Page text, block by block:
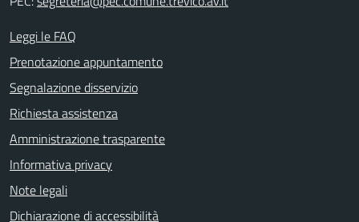
Leggi le FAQ
Prenotazione appuntamento
Segnalazione disservizio
Richiesta assistenza
Amministrazione trasparente
Informativa privacy
Note legali
Dichiarazione di accessibilità